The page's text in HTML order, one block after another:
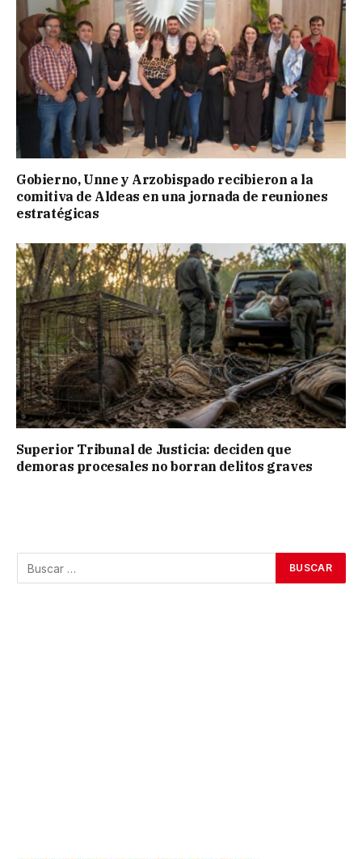
Gobierno, Unne y Arzobispado recibieron a la
comitiva de Aldeas en una jornada de reuniones
estratégicas
Superior Tribunal de Justicia: deciden que
demoras procesales no borran delitos graves